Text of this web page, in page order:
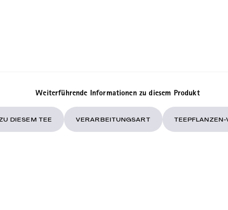
Weiterführende Informationen zu diesem Produkt
DIESEM TEE VERARBEITUNGSART TEEPFLANZEN-